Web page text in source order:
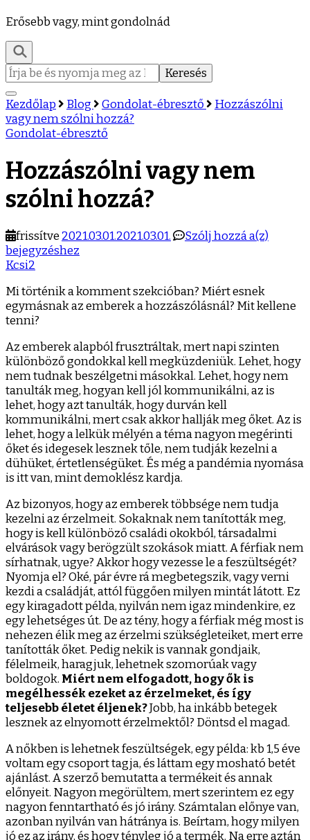
Erősebb vagy, mint gondolnád
Keresés:
Kezdőlap Blog Gondolat-ébresztő
Hozzászólni
vagy nem szólni hozzá?
Gondolat-ébresztő
Hozzászólni vagy nem
szólni hozzá?
frissítve 2021.03.01.2021.03.01. Szólj hozzá a(z)
bejegyzéshez
Kcsi2
Mi történik a komment szekcióban? Miért esnek
egymásnak az emberek a hozzászólásnál? Mit kellene
tenni?
Az emberek alapból frusztráltak, mert napi szinten
különböző gondokkal kell megküzdeniük. Lehet, hogy
nem tudnak beszélgetni másokkal. Lehet, hogy nem
tanulták meg, hogyan kell jól kommunikálni, az is
lehet, hogy azt tanulták, hogy durván kell
kommunikálni, mert csak akkor hallják meg őket. Az is
lehet, hogy a lelkük mélyén a téma nagyon megérinti
őket és idegesek lesznek tőle, nem tudják kezelni a
dühüket, értetlenségüket. És még a pandémia nyomása
is itt van, mint demoklész kardja.
Az bizonyos, hogy az emberek többsége nem tudja
kezelni az érzelmeit. Sokaknak nem tanították meg,
hogy is kell különböző családi okokból, társadalmi
elvárások vagy berögzült szokások miatt. A férfiak nem
sírhatnak, ugye? Akkor hogy vezesse le a feszültségét?
Nyomja el? Oké, pár évre rá megbetegszik, vagy verni
kezdi a családját, attól függően milyen mintát látott. Ez
egy kiragadott példa, nyilván nem igaz mindenkire, ez
egy lehetséges út. De az tény, hogy a férfiak még most is
nehezen élik meg az érzelmi szükségleteiket, mert erre
tanították őket. Pedig nekik is vannak gondjaik,
félelmeik, haragjuk, lehetnek szomorúak vagy
boldogok. Miért nem elfogadott, hogy ők is
megélhessék ezeket az érzelmeket, és így
teljesebb életet éljenek?Jobb, ha inkább betegek
lesznek az elnyomott érzelmektől? Döntsd el magad.
A nőkben is lehetnek feszültségek, egy példa: kb 1,5 éve
voltam egy csoport tagja, és láttam egy mosható betét
ajánlást. A szerző bemutatta a termékeit és annak
előnyeit. Nagyon megörültem, mert szerintem ez egy
nagyon fenntartható és jó irány. Számtalan előnye van,
azonban nyilván van hátránya is. Beírtam, hogy milyen
jó ez az irány, és hogy tényleg jó a termék. Na erre aztán